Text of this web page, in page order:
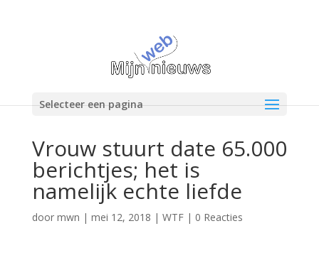
Selecteer een pagina
Vrouw stuurt date 65.000
berichtjes; het is
namelijk echte liefde
door mwn | mei 12, 2018 | WTF| 0 Reacties